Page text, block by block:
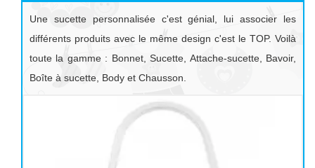
Une sucette personnalisée c'est génial, lui associer les
différents produits avec le même design c'est le TOP. Voilà
toute la gamme : Bonnet, Sucette, Attache-sucette, Bavoir,
Boîte à sucette, Body et Chausson.